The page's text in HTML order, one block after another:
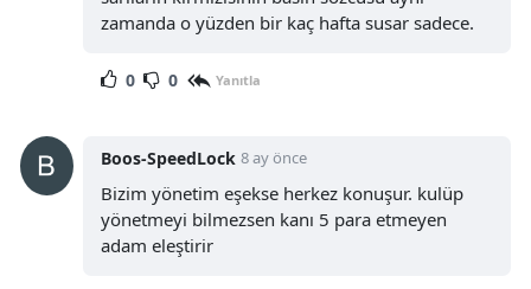
zamanda o yüzden bir kaç hafta susar sadece.
0 0 Yanıtla
Boos-SpeedLock 8 ay önce
Bizim yönetim eşekse herkez konuşur. kulüp
yönetmeyi bilmezsen kanı 5 para etmeyen
adam eleştirir